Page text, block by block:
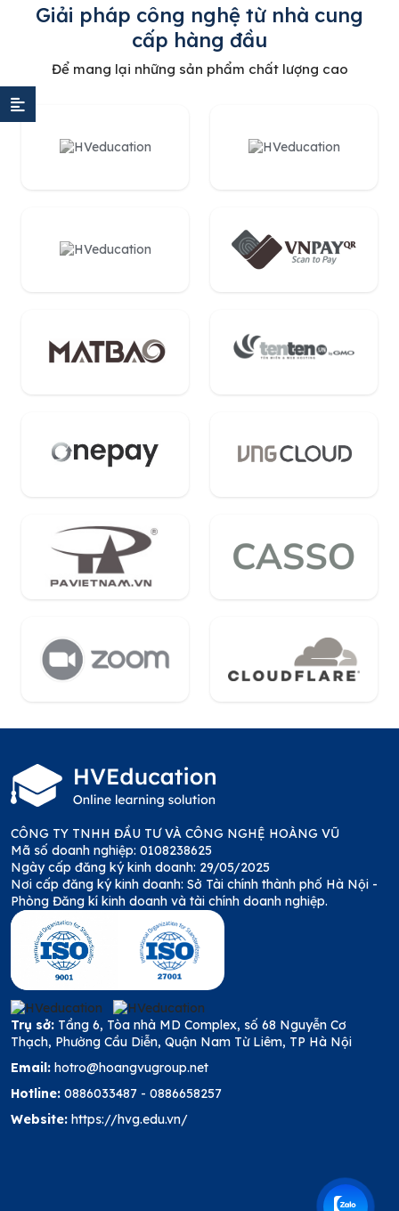
Giải pháp công nghệ từ nhà cung
cấp hàng đầu
Để mang lại những sản phẩm chất lượng cao
CÔNG TY TNHH ĐẦU TƯ VÀ CÔNG NGHỆ HOÀNG VŨ
Mã số doanh nghiệp: 0108238625
Ngày cấp đăng ký kinh doanh: 29/05/2025
Nơi cấp đăng ký kinh doanh: Sở Tài chính thành phố Hà Nội -
Phòng Đăng kí kinh doanh và tài chính doanh nghiệp.
Trụ sở: Tầng 6, Tòa nhà MD Complex, số 68 Nguyễn Cơ
Thạch, Phường Cầu Diễn, Quận Nam Từ Liêm, TP Hà Nội
Email: hotro@hoangvugroup.net
Hotline: 0886033487 - 0886658257
Website: https://hvg.edu.vn/